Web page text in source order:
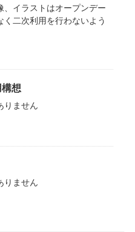
イラストはオープンデー
二次利用を行わないよう
想
りません
りません